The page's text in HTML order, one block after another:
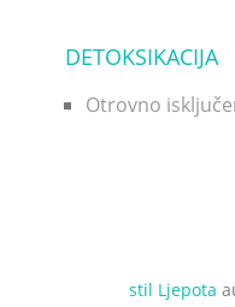
DETOKSIKACIJA
Otrovno
stil Ljepota